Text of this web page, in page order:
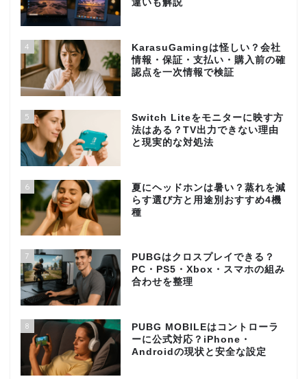
違いも解説
4
KarasuGamingは怪しい？会社
情報・保証・支払い・購入前の確
認点を一次情報で検証
5
Switch Liteをモニターに映す方
法はある？TV出力できない理由
と現実的な対処法
6
夏にヘッドホンは暑い？蒸れを減
らす選び方と用途別おすすめ4機
種
7
PUBGはクロスプレイできる？
PC・PS5・Xbox・スマホの組み
合わせを整理
8
PUBG MOBILEはコントローラ
ーに公式対応？iPhone・
Androidの現状と安全な設定